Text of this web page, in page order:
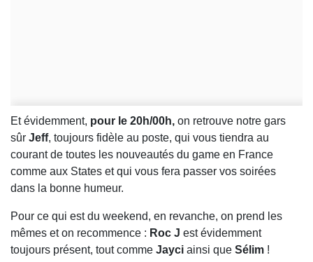
Et évidemment, pour le 20h/00h, on retrouve notre gars
sûr Jeff, toujours fidèle au poste, qui vous tiendra au
courant de toutes les nouveautés du game en France
comme aux States et qui vous fera passer vos soirées
dans la bonne humeur.
Pour ce qui est du weekend, en revanche, on prend les
mêmes et on recommence : Roc J est évidemment
toujours présent, tout comme Jayci ainsi que Sélim !